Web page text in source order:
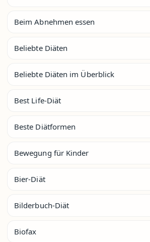
Beim Abnehmen essen
Beliebte Diäten
Beliebte Diäten im Überblick
Best Life-Diät
Beste Diätformen
Bewegung für Kinder
Bier-Diät
Bilderbuch-Diät
Biofax